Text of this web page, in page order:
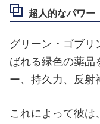
超人的なパワー
グリーン・ゴブリ
ばれる緑色の薬品
ー、持久力、反射
これによって彼は